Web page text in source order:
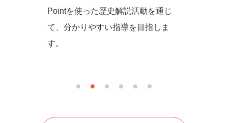
Pointを使った歴史解説活動を通じ
て、分かりやすい指導を目指しま
す。